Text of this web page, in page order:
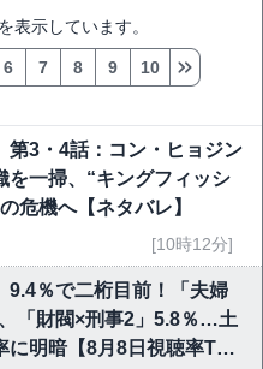
表示しています。
6 7 8 9 10
第3・4話：コン・ヒョジン
を一掃、“キングフィッシ
危機へ【ネタバレ】
[10時12分]
9.4％で二桁目前！「夫婦
「財閥×刑事2」5.8％…土
に明暗【8月8日視聴率TO